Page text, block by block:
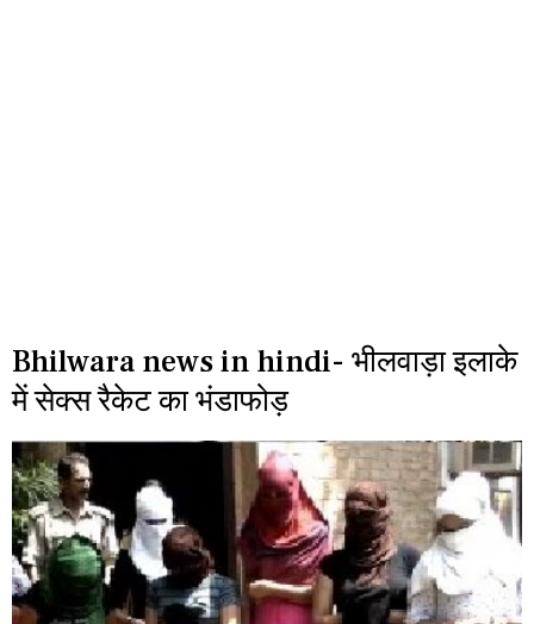
Bhilwara news in hindi- भीलवाड़ा इलाके
में सेक्स रैकेट का भंडाफोड़